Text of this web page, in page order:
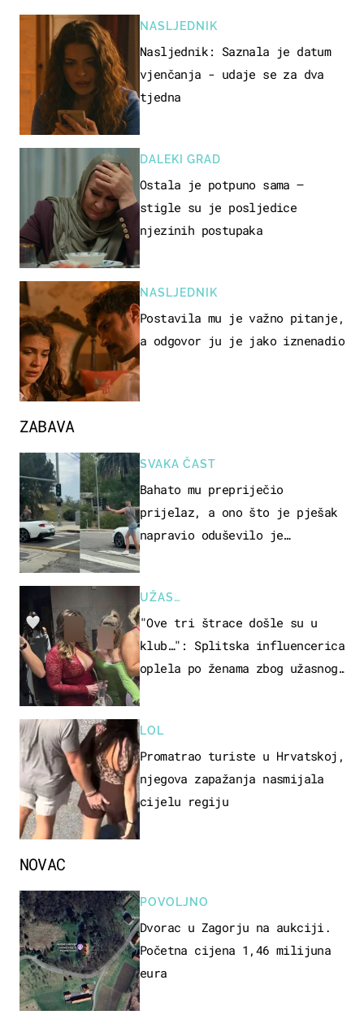
ZABAVA
SVAKA ČAST
Bahato mu prepriječio
prijelaz, a ono što je pješak
napravio oduševilo je
UŽAS…
"Ove tri štrace došle su u
klub…": Splitska influencerica
oplela po ženama zbog užasnog
LOL
Promatrao turiste u Hrvatskoj,
njegova zapažanja nasmijala
cijelu regiju
NASLJEDNIK
Nasljednik: Saznala je datum
vjenčanja - udaje se za dva
tjedna
DALEKI GRAD
Ostala je potpuno sama –
stigle su je posljedice
njezinih postupaka
NASLJEDNIK
Postavila mu je važno pitanje,
a odgovor ju je jako iznenadio
NOVAC
POVOLJNO
Dvorac u Zagorju na aukciji.
Početna cijena 1,46 milijuna
eura